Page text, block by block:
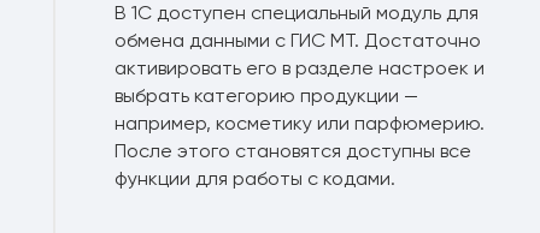
В 1С доступен специальный модуль для
обмена данными с ГИС МТ. Достаточно
активировать его в разделе настроек и
выбрать категорию продукции —
например, косметику или парфюмерию.
После этого становятся доступны все
функции для работы с кодами.